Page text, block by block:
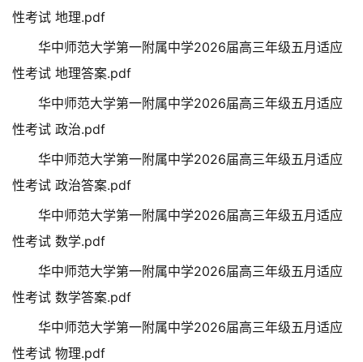
性考试 地理.pdf
华中师范大学第一附属中学2026届高三年级五月适应
性考试 地理答案.pdf
华中师范大学第一附属中学2026届高三年级五月适应
性考试 政治.pdf
华中师范大学第一附属中学2026届高三年级五月适应
性考试 政治答案.pdf
华中师范大学第一附属中学2026届高三年级五月适应
性考试 数学.pdf
华中师范大学第一附属中学2026届高三年级五月适应
性考试 数学答案.pdf
华中师范大学第一附属中学2026届高三年级五月适应
性考试 物理.pdf